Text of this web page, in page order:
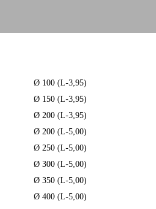
Ø 100 (L-3,95)
Ø 150 (L-3,95)
Ø 200 (L-3,95)
Ø 200 (L-5,00)
Ø 250 (L-5,00)
Ø 300 (L-5,00)
Ø 350 (L-5,00)
Ø 400 (L-5,00)